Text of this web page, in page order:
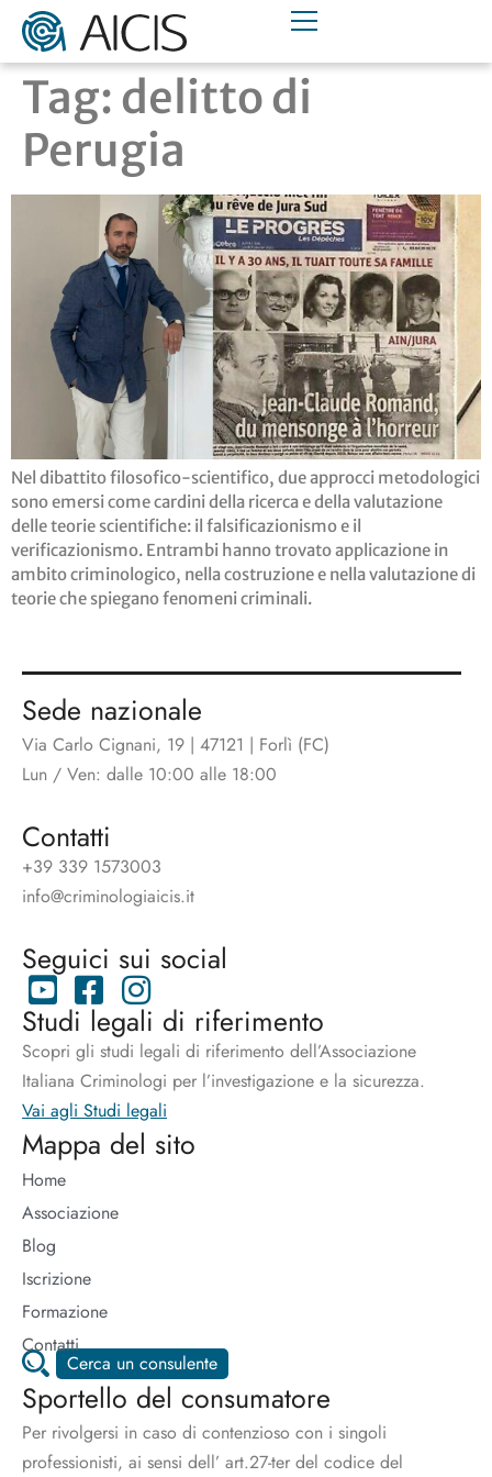
Tag: delitto di
Perugia
Nel dibattito filosofico-scientifico, due approcci metodologici
sono emersi come cardini della ricerca e della valutazione
delle teorie scientifiche: il falsificazionismo e il
verificazionismo. Entrambi hanno trovato applicazione in
ambito criminologico, nella costruzione e nella valutazione di
teorie che spiegano fenomeni criminali.
Sede nazionale
Via Carlo Cignani, 19 | 47121 | Forlì (FC)
Lun / Ven: dalle 10:00 alle 18:00
Contatti
+39 339 1573003
info@criminologiaicis.it
Seguici sui social
Studi legali di riferimento
Scopri gli studi legali di riferimento dell’Associazione
Italiana Criminologi per l’investigazione e la sicurezza.
Vai agli Studi legali
Mappa del sito
Home
Associazione
Blog
Iscrizione
Formazione
Contatti
Cerca un consulente
Sportello del consumatore
Per rivolgersi in caso di contenzioso con i singoli
professionisti, ai sensi dell’ art.27-ter del codice del